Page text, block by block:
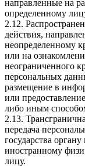
направленные на
определенному
2.12.
действия,
неопределенному
или на
неограниченного
персональных
размещение в
или
либо иным
2.13.
передача
государства
иностранному
лицу.